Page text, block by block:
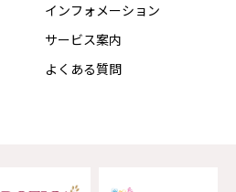
インフォメーション
サービス案内
よくある質問